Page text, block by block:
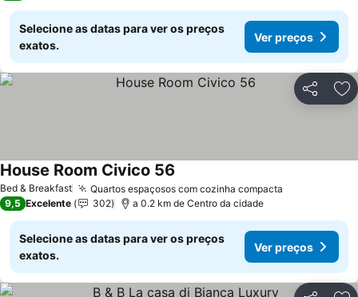
Selecione as datas para ver os preços
exatos.
Ver preços
Partilhar
Bed & Breakfast Quartos espaçosos com cozinha compacta
House Room Civico 56
9,5 Excelente 302 a 0.2 km de Centro da cidade
Selecione as datas para ver os preços
exatos.
Ver preços